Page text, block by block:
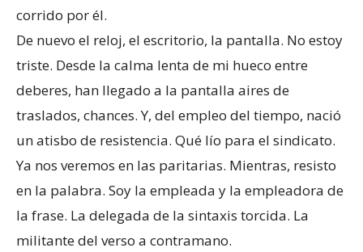
corrido por él.
De nuevo el reloj, el escritorio, la pantalla. No estoy
triste. Desde la calma lenta de mi hueco entre
deberes, han llegado a la pantalla aires de
traslados, chances. Y, del empleo del tiempo, nació
un atisbo de resistencia. Qué lío para el sindicato.
Ya nos veremos en las paritarias. Mientras, resisto
en la palabra. Soy la empleada y la empleadora de
la frase. La delegada de la sintaxis torcida. La
militante del verso a contramano.